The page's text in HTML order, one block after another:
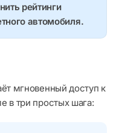
рейтинги
автомобиля.
мгновенный доступ к
в три простых шага: